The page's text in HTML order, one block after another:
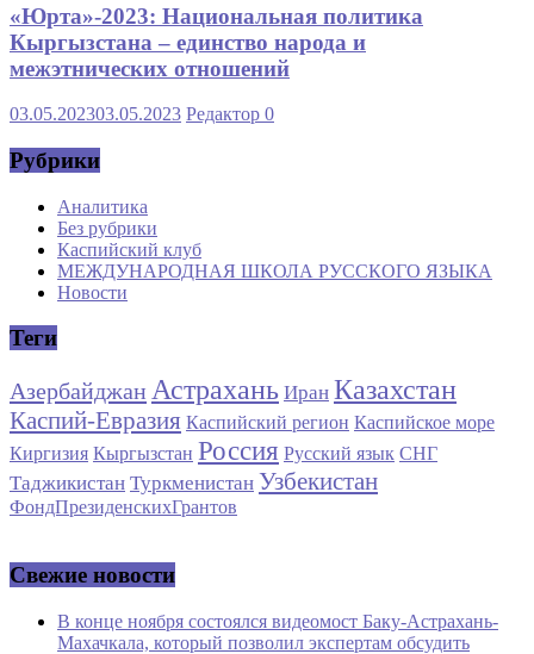
«Юрта»-2023: Национальная политика
Кыргызстана – единство народа и
межэтнических отношений
03.05.202303.05.2023 Редактор 0
Рубрики
Аналитика
Без рубрики
Каспийский клуб
МЕЖДУНАРОДНАЯ ШКОЛА РУССКОГО ЯЗЫКА
Новости
Теги
Азербайджан Астрахань Иран Казахстан
Каспий-Евразия Каспийский регион Каспийское море
Киргизия Кыргызстан Россия Русский язык СНГ
Таджикистан Туркменистан Узбекистан
ФондПрезиденскихГрантов
Свежие новости
В конце ноября состоялся видеомост Баку-Астрахань-
Махачкала, который позволил экспертам обсудить